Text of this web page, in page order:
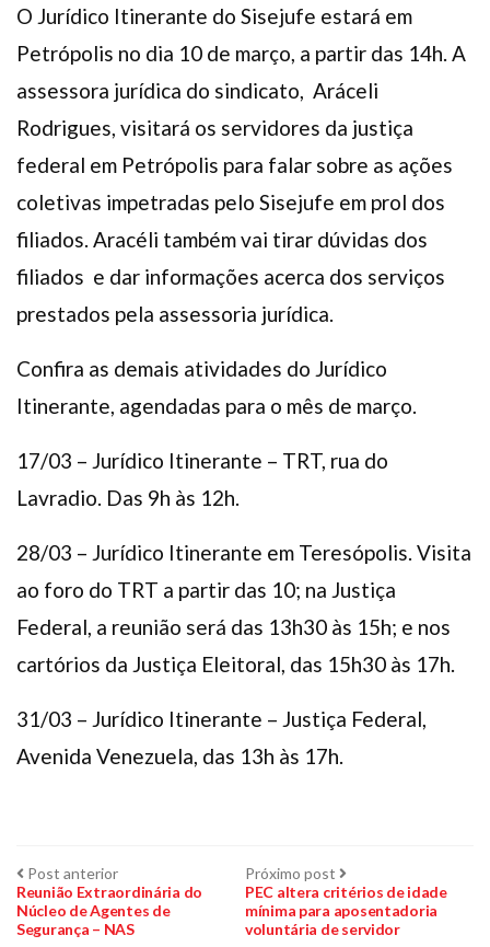
O Jurídico Itinerante do Sisejufe estará em
Petrópolis no dia 10 de março, a partir das 14h. A
assessora jurídica do sindicato, Aráceli
Rodrigues, visitará os servidores da justiça
federal em Petrópolis para falar sobre as ações
coletivas impetradas pelo Sisejufe em prol dos
filiados. Aracéli também vai tirar dúvidas dos
filiados e dar informações acerca dos serviços
prestados pela assessoria jurídica.
Confira as demais atividades do Jurídico
Itinerante, agendadas para o mês de março.
17/03 – Jurídico Itinerante – TRT, rua do
Lavradio. Das 9h às 12h.
28/03 – Jurídico Itinerante em Teresópolis. Visita
ao foro do TRT a partir das 10; na Justiça
Federal, a reunião será das 13h30 às 15h; e nos
cartórios da Justiça Eleitoral, das 15h30 às 17h.
31/03 – Jurídico Itinerante – Justiça Federal,
Avenida Venezuela, das 13h às 17h.
Navegação
de
Post anteriorPost
anterior:
Reunião Extraordinária do
Núcleo de Agentes de
Segurança – NAS
Próximo post Próximo
post:
PEC altera critérios de idade
mínima para aposentadoria
voluntária de servidor